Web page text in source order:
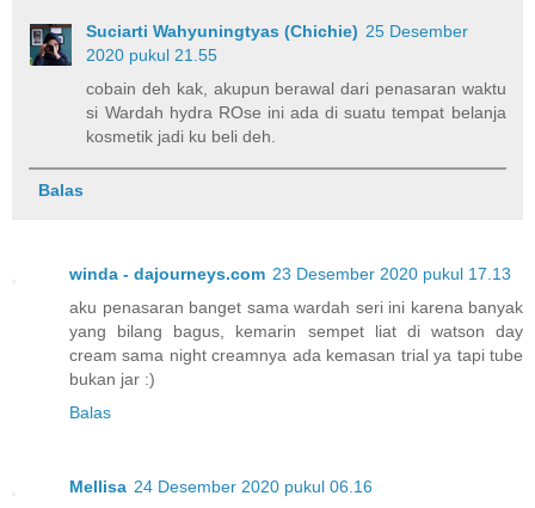
Suciarti Wahyuningtyas (Chichie) 25 Desember
2020 pukul 21.55
cobain deh kak, akupun berawal dari penasaran waktu
si Wardah hydra ROse ini ada di suatu tempat belanja
kosmetik jadi ku beli deh.
Balas
winda - dajourneys.com 23 Desember 2020 pukul 17.13
aku penasaran banget sama wardah seri ini karena banyak
yang bilang bagus, kemarin sempet liat di watson day
cream sama night creamnya ada kemasan trial ya tapi tube
bukan jar :)
Balas
Mellisa 24 Desember 2020 pukul 06.16